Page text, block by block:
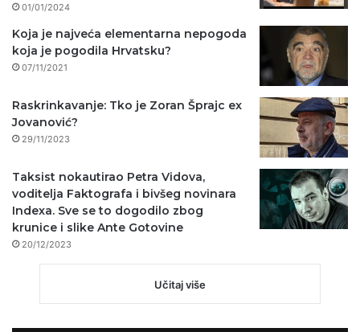
01/01/2024
Koja je najveća elementarna nepogoda
koja je pogodila Hrvatsku?
07/11/2021
Raskrinkavanje: Tko je Zoran Šprajc ex
Jovanović?
29/11/2023
Taksist nokautirao Petra Vidova,
voditelja Faktografa i bivšeg novinara
Indexa. Sve se to dogodilo zbog
krunice i slike Ante Gotovine
20/12/2023
Učitaj više